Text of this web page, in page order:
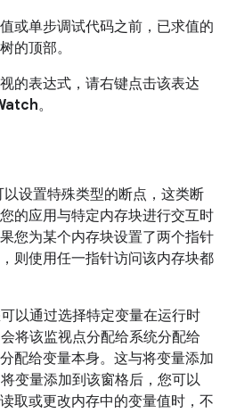
或单步调试代码之前，已求值的
的顶部。
的表达式，请右键点击该表达
。
设置特殊类型的断点，这类断
的应用与特定内存块进行交互时
您为某个内存块设置了两个指针
则使用任一指针访问该内存块都
以通过选择特定变量在运行时
将该监视点分配给系统分配给
配给变量本身。这与将变量添加
变量添加到该窗格后，您可以
取或更改内存中的变量值时，不